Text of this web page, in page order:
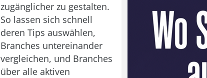
zugänglicher zu gestalten.
So lassen sich schnell
deren Tips auswählen,
Branches untereinander
vergleichen, und Branches
über alle aktiven